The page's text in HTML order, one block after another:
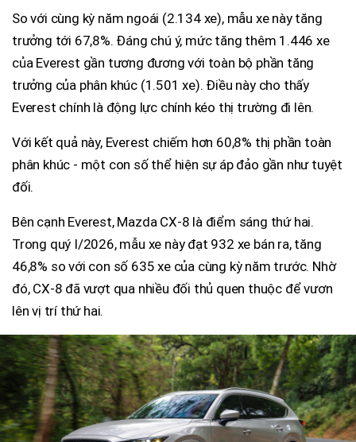
So với cùng kỳ năm ngoái (2.134 xe), mẫu xe này tăng
trưởng tới 67,8%. Đáng chú ý, mức tăng thêm 1.446 xe
của Everest gần tương đương với toàn bộ phần tăng
trưởng của phân khúc (1.501 xe). Điều này cho thấy
Everest chính là động lực chính kéo thị trường đi lên.
Với kết quả này, Everest chiếm hơn 60,8% thị phần toàn
phân khúc - một con số thể hiện sự áp đảo gần như tuyệt
đối.
Bên cạnh Everest, Mazda CX-8 là điểm sáng thứ hai.
Trong quý I/2026, mẫu xe này đạt 932 xe bán ra, tăng
46,8% so với con số 635 xe của cùng kỳ năm trước. Nhờ
đó, CX-8 đã vượt qua nhiều đối thủ quen thuộc để vươn
lên vị trí thứ hai.